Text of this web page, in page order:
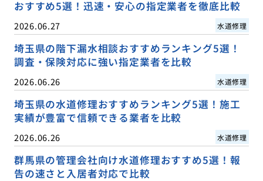
おすすめ5選！迅速・安心の指定業者を徹底比較
2026.06.27 水道修理
埼玉県の階下漏水相談おすすめランキング5選！
調査・保険対応に強い指定業者を比較
2026.06.26 水道修理
埼玉県の水道修理おすすめランキング5選！施工
実績が豊富で信頼できる業者を比較
2026.06.26 水道修理
群馬県の管理会社向け水道修理おすすめ5選！報
告の速さと入居者対応で比較